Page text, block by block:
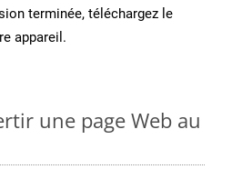
terminée, téléchargez le
appareil.
une page Web au